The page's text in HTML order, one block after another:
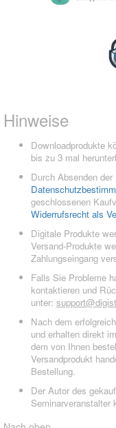
Hinweise
Downloadprodukte
bis zu 3 mal
Durch Absenden
geschlossenen
Widerrufsrecht als
Digitale Produkte
Versand-Produkte
Zahlungseingang
Falls Sie Probleme
kontaktieren und
unter:
Nach dem
und erhalten direkt
dem von Ihnen
Versandprodukt
Bestellung.
Der Autor des
Seminarveranstalter